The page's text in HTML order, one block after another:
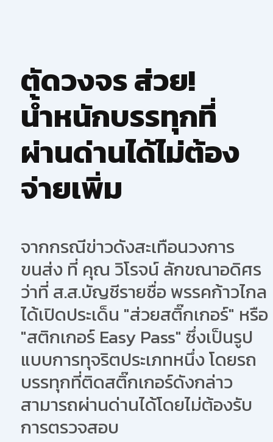
ตัดวงจร ส่วย!
น้ำหนักบรรทุกที่
ผ่านด่านได้ไม่ต้อง
จ่ายเพิ่ม
จากกรณีข่าวดังสะเทือนวงการ
ขนส่ง ที่ คุณ วิโรจน์ ลักขณาอดิศร
ว่าที่ ส.ส.บัญชีรายชื่อ พรรคก้าวไกล
ได้เปิดประเด็น "ส่วยสติ๊กเกอร์" หรือ
"สติกเกอร์ Easy Pass" ซึ่งเป็นรูป
แบบการทุจริตประเภทหนึ่ง โดยรถ
บรรทุกที่ติดสติ๊กเกอร์ดังกล่าว
สามารถผ่านด่านได้โดยไม่ต้องรับ
การตรวจสอบ